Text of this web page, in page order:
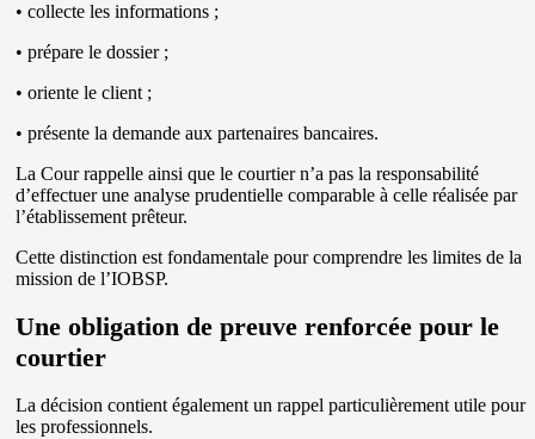
• collecte les informations ;
• prépare le dossier ;
• oriente le client ;
• présente la demande aux partenaires bancaires.
La Cour rappelle ainsi que le courtier n’a pas la responsabilité
d’effectuer une analyse prudentielle comparable à celle réalisée par
l’établissement prêteur.
Cette distinction est fondamentale pour comprendre les limites de la
mission de l’IOBSP.
Une obligation de preuve renforcée pour le
courtier
La décision contient également un rappel particulièrement utile pour
les professionnels.